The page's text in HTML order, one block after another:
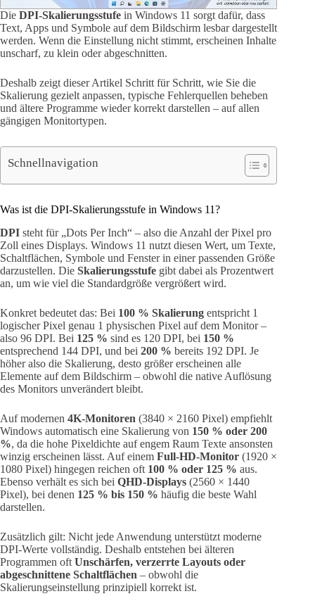
Die DPI-Skalierungsstufe in Windows 11 sorgt dafür, dass
Text, Apps und Symbole auf dem Bildschirm lesbar dargestellt
werden. Wenn die Einstellung nicht stimmt, erscheinen Inhalte
unscharf, zu klein oder abgeschnitten.
Deshalb zeigt dieser Artikel Schritt für Schritt, wie Sie die
Skalierung gezielt anpassen, typische Fehlerquellen beheben
und ältere Programme wieder korrekt darstellen – auf allen
gängigen Monitortypen.
Schnellnavigation
Was ist die DPI-Skalierungsstufe in Windows 11?
DPI steht für „Dots Per Inch“ – also die Anzahl der Pixel pro
Zoll eines Displays. Windows 11 nutzt diesen Wert, um Texte,
Schaltflächen, Symbole und Fenster in einer passenden Größe
darzustellen. Die Skalierungsstufe gibt dabei als Prozentwert
an, um wie viel die Standardgröße vergrößert wird.
Konkret bedeutet das: Bei 100 % Skalierung entspricht 1
logischer Pixel genau 1 physischen Pixel auf dem Monitor –
also 96 DPI. Bei 125 % sind es 120 DPI, bei 150 %
entsprechend 144 DPI, und bei 200 % bereits 192 DPI. Je
höher also die Skalierung, desto größer erscheinen alle
Elemente auf dem Bildschirm – obwohl die native Auflösung
des Monitors unverändert bleibt.
Auf modernen 4K-Monitoren (3840 × 2160 Pixel) empfiehlt
Windows automatisch eine Skalierung von 150 % oder 200
%, da die hohe Pixeldichte auf engem Raum Texte ansonsten
winzig erscheinen lässt. Auf einem Full-HD-Monitor (1920 ×
1080 Pixel) hingegen reichen oft 100 % oder 125 % aus.
Ebenso verhält es sich bei QHD-Displays (2560 × 1440
Pixel), bei denen 125 % bis 150 % häufig die beste Wahl
darstellen.
Zusätzlich gilt: Nicht jede Anwendung unterstützt moderne
DPI-Werte vollständig. Deshalb entstehen bei älteren
Programmen oft Unschärfen, verzerrte Layouts oder
abgeschnittene Schaltflächen – obwohl die
Skalierungseinstellung prinzipiell korrekt ist.